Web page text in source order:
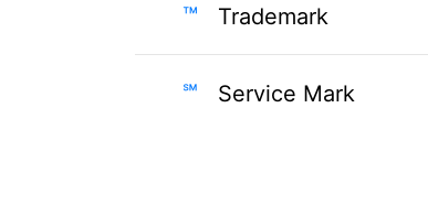
™ Trademark
℠ Service Mark